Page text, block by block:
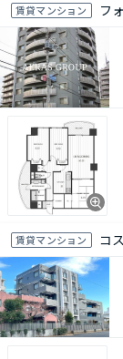
賃貸マンション フ
賃貸マンション コ